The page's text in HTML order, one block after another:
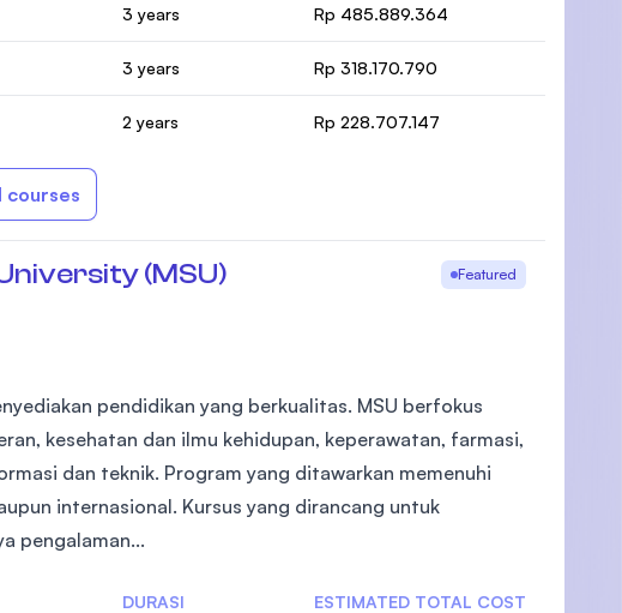
3 years Rp 485.889.364
3 years Rp 318.170.790
2 years Rp 228.707.147
courses
(MSU) Featured
pendidikan yang berkualitas. MSU berfokus
kesehatan dan ilmu kehidupan, keperawatan, farmasi,
dan teknik. Program yang ditawarkan memenuhi
internasional. Kursus yang dirancang untuk
pengalaman...
DURASI ESTIMATED TOTAL COST